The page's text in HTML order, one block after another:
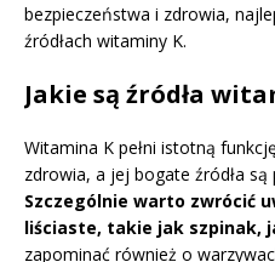
bezpieczeństwa i zdrowia,
źródłach witaminy K.
Jakie są źródła
Witamina K pełni istotną
zdrowia, a jej bogate źródła
Szczególnie warto zwrócić
liściaste, takie jak szpinak,
zapominać również o